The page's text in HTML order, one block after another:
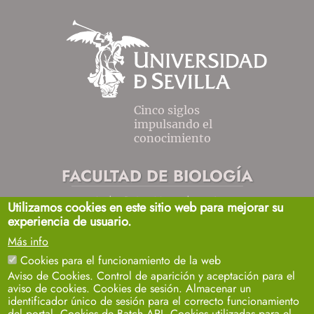
Cinco siglos
impulsando el
conocimiento
FACULTAD DE BIOLOGÍA
Avda. Reina Mercedes, s/n
Sevilla 41012.
Utilizamos cookies en este sitio web para mejorar su
experiencia de usuario.
Más info
Cookies para el funcionamiento de la web
Aviso de Cookies. Control de aparición y aceptación para el
aviso de cookies. Cookies de sesión. Almacenar un
identificador único de sesión para el correcto funcionamiento